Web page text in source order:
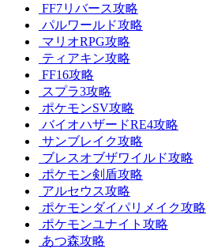
FF7リバース攻略
パルワールド攻略
マリオRPG攻略
ティアキン攻略
FF16攻略
スプラ3攻略
ポケモンSV攻略
バイオハザードRE4攻略
サンブレイク攻略
ブレスオブザワイルド攻略
ポケモン剣盾攻略
アルセウス攻略
ポケモンダイパリメイク攻略
ポケモンユナイト攻略
あつ森攻略